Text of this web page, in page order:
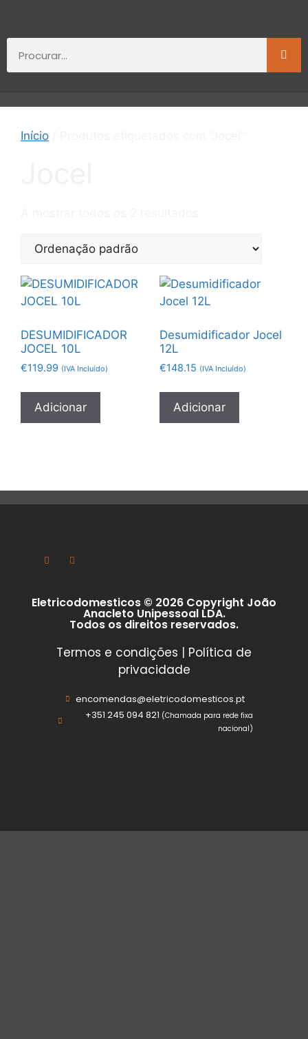
Início
DESUMIDIFICADOR
JOCEL 10L
€119.99 (IVA Incluído)
Adicionar
Desumidificador Jocel
12L
€148.15 (IVA Incluído)
Adicionar
Eletricodomesticos © 2026 Copyright João
Anacleto Unipessoal LDA.
Todos os direitos reservados.
Termos e condições | Política de
privacidade
encomendas@eletricodomesticos.pt
+351 245 094 821 (Chamada para rede fixa
nacional)